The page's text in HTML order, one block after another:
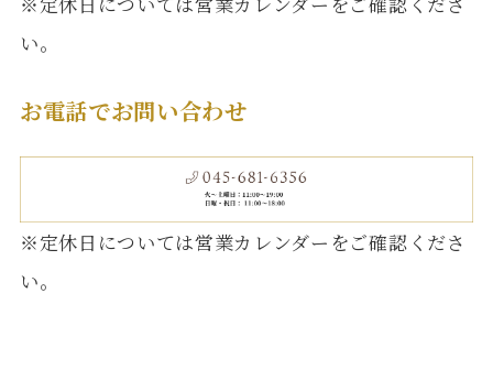
い。
お電話でお問い合わせ
※定休日については営業カレンダーをご確認くださ
い。